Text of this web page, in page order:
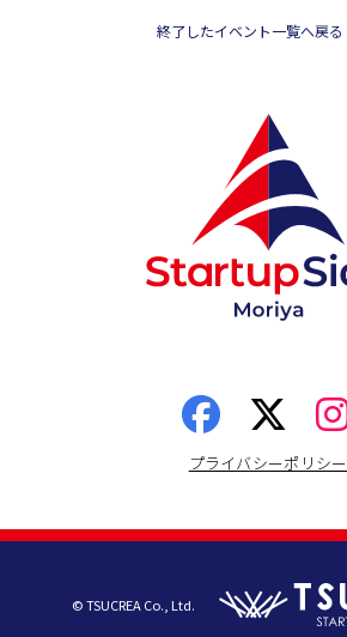
終了したイベント一覧へ戻る
プライバシーポリシー
© TSUCREA Co., Ltd.